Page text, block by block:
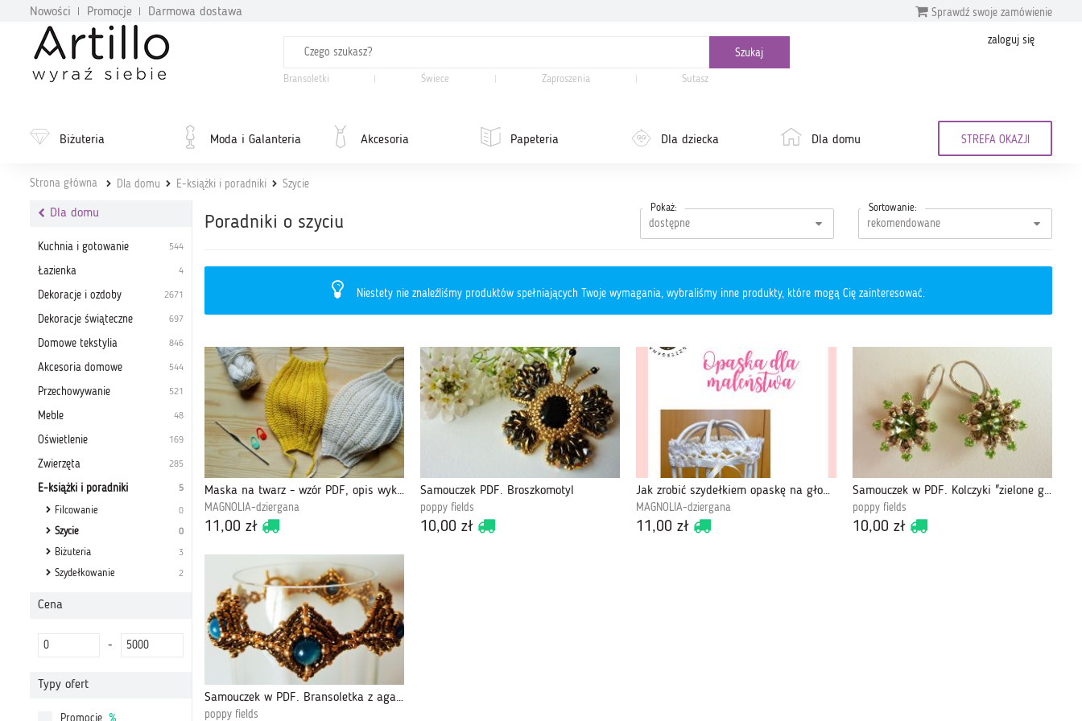
Nowości Promocje Darmowa dostawa Sprawdź swoje zamówienie
Bransoletki Świece Zaproszenia Sutasz
zaloguj się
Biżuteria Moda i Galanteria Akcesoria Papeteria Dla dziecka Dla domu STREFA OKAZJI
Strona główna Dla domu E-książki i poradniki Szycie
Poradniki o szyciu
Pokaż: Sortowanie:
Niestety nie znaleźliśmy produktów spełniających Twoje wymagania, wybraliśmy inne produkty, które mogą Cię zainteresować.
Maska na twarz - wzór PDF, opis wykonania
MAGNOLIA-dziergana
11,00 zł
Samouczek PDF. Broszkomotyl
poppy fields
10,00 zł
Jak zrobić szydełkiem opaskę na głowę dla maleństwa -opis PDF
MAGNOLIA-dziergana
11,00 zł
Samouczek w PDF. Kolczyki "zielone gwiazdki"
poppy fields
10,00 zł
Samouczek w PDF. Bransoletka z agatami
poppy fields
Dla domu
Kuchnia i gotowanie 544
Łazienka 4
Dekoracje i ozdoby 2671
Dekoracje świąteczne 697
Domowe tekstylia 846
Akcesoria domowe 544
Przechowywanie 521
Meble 48
Oświetlenie 169
Zwierzęta 285
E-książki i poradniki 5
Filcowanie 0
Szycie 0
Biżuteria 3
Szydełkowanie 2
Cena
-
Typy ofert
Promocje %